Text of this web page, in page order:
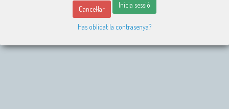
Cancel·lar Inicia sessió
Has oblidat la contrasenya?